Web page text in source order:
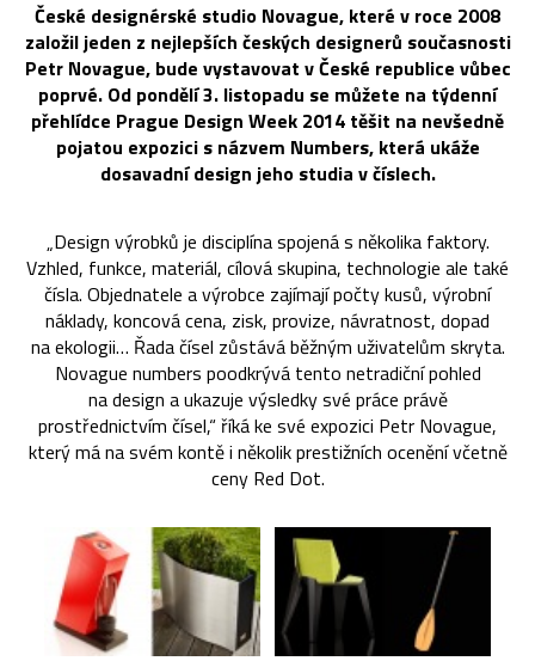
České designérské studio Novague, které v roce 2008
založil jeden z nejlepších českých designerů současnosti
Petr Novague, bude vystavovat v České republice vůbec
poprvé. Od pondělí 3. listopadu se můžete na týdenní
přehlídce Prague Design Week 2014 těšit na nevšedně
pojatou expozici s názvem Numbers, která ukáže
dosavadní design jeho studia v číslech.
„Design výrobků je disciplína spojená s několika faktory.
Vzhled, funkce, materiál, cílová skupina, technologie ale také
čísla. Objednatele a výrobce zajímají počty kusů, výrobní
náklady, koncová cena, zisk, provize, návratnost, dopad
na ekologii… Řada čísel zůstává běžným uživatelům skryta.
Novague numbers poodkrývá tento netradiční pohled
na design a ukazuje výsledky své práce právě
prostřednictvím čísel,“ říká ke své expozici Petr Novague,
který má na svém kontě i několik prestižních ocenění včetně
ceny Red Dot.